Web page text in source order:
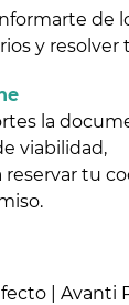
de
y resolver
la
viabilidad,
tu